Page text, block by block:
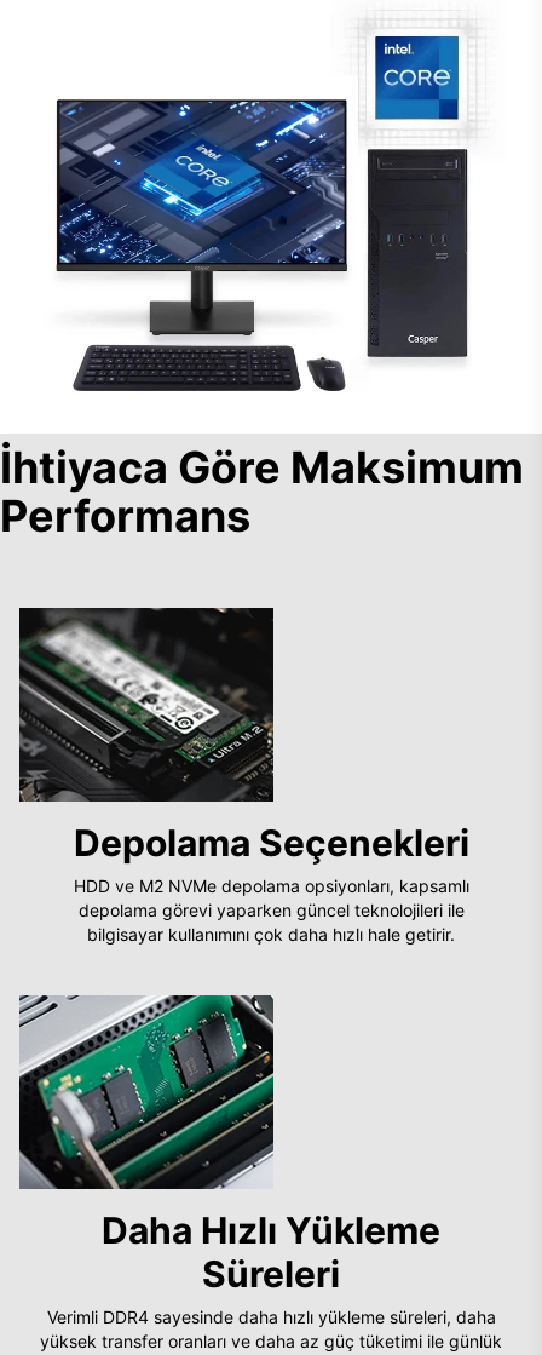
İhtiyaca Göre Maksimum
Performans
Depolama Seçenekleri
HDD ve M2 NVMe depolama opsiyonları, kapsamlı
depolama görevi yaparken güncel teknolojileri ile
bilgisayar kullanımını çok daha hızlı hale getirir.
Daha Hızlı Yükleme
Süreleri
Verimli DDR4 sayesinde daha hızlı yükleme süreleri, daha
yüksek transfer oranları ve daha az güç tüketimi ile günlük